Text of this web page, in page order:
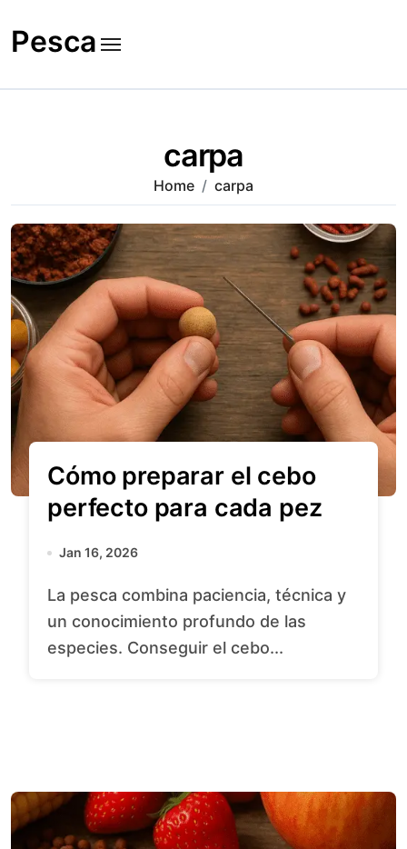
to
content
Pesca
carpa
Home carpa
Cómo preparar el cebo
perfecto para cada pez
Jan 16, 2026
La pesca combina paciencia, técnica y
un conocimiento profundo de las
especies. Conseguir el cebo...